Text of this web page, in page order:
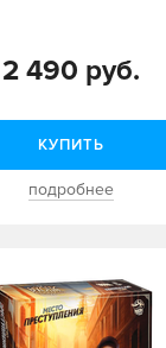
2 490 руб.
КУПИТЬ
подробнее